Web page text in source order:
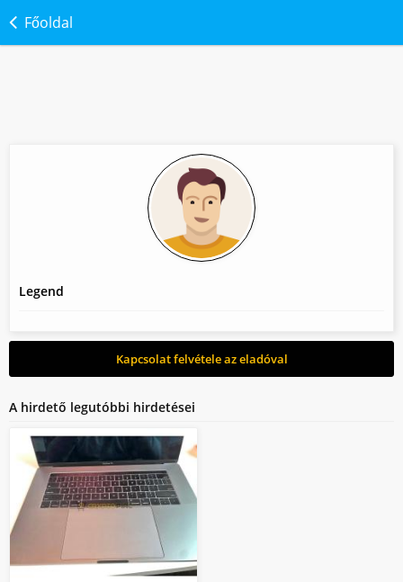
Főoldal
Legend
Kapcsolat felvétele az eladóval
A hirdető legutóbbi hirdetései